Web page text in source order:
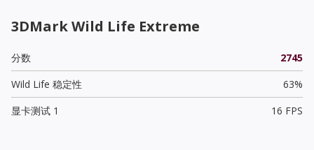
3DMark Wild Life Extreme
分数
2745
Wild Life 稳定性
63%
显卡测试 1
16 FPS